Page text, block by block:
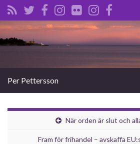
Search for:
Per Pettersson
När orden är slut och
Fram för frihandel – avskaffa